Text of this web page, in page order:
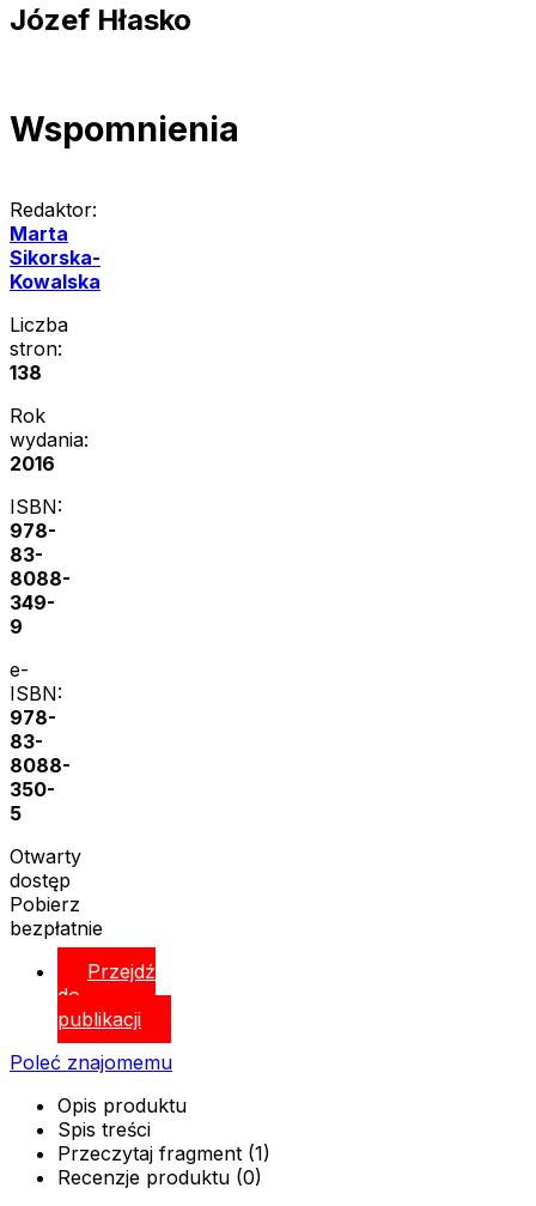
Józef Hłasko
Wspomnienia
Redaktor:
Marta
Sikorska-
Kowalska
Liczba
stron:
138
Rok
wydania:
2016
ISBN:
978-
83-
8088-
349-
9
e-
ISBN:
978-
83-
8088-
350-
5
Otwarty
dostęp
Pobierz
bezpłatnie
Przejdź
do
publikacji
Poleć znajomemu
Opis produktu
Spis treści
Przeczytaj fragment (1)
Recenzje produktu (0)